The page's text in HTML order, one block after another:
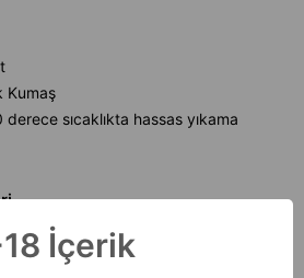
Kumaş
derece sıcaklıkta hassas yıkama
İçerik